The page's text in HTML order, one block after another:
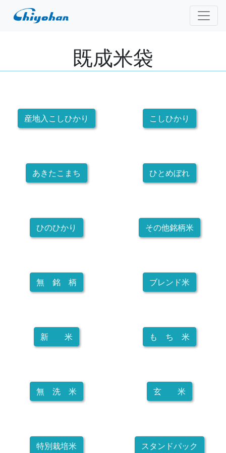
既成米袋
産地入こしひかり こしひかり
あきたこまち ひとめぼれ
ひのひかり その他銘柄米
無 銘 柄 ブレンド米
新 米 も ち 米
無 洗 米 玄 米
特別栽培米 スタンドパック